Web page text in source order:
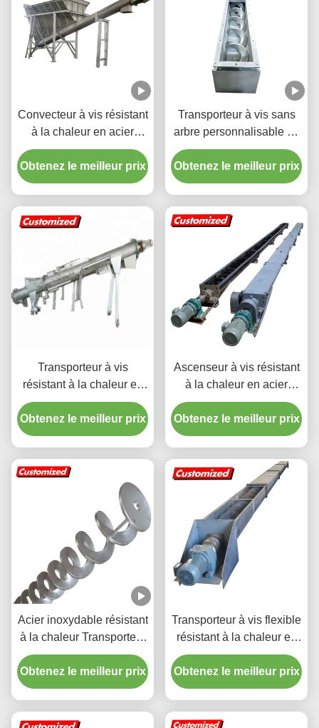
Convecteur à vis résistant
à la chaleur en acier
inoxydable personnalisé
Convecteur à vis flexible
pour l'industrie minière et
Obtenez le meilleur prix
Transporteur à vis sans
arbre personnalisable en
acier inoxydable pour une
manipulation de
matériaux à haut
Obtenez le meilleur prix
Transporteur à vis
résistant à la chaleur en
acier inoxydable sur
mesure pour la
manutention de matériaux
Obtenez le meilleur prix
Ascenseur à vis résistant
à la chaleur en acier
inoxydable
Obtenez le meilleur prix
Acier inoxydable résistant
à la chaleur Transporteur
à vis spirale sans arbre
personnalisé
Obtenez le meilleur prix
Transporteur à vis flexible
résistant à la chaleur en
acier inoxydable avec
taille personnalisée pour
le transport de flocons de
Obtenez le meilleur prix